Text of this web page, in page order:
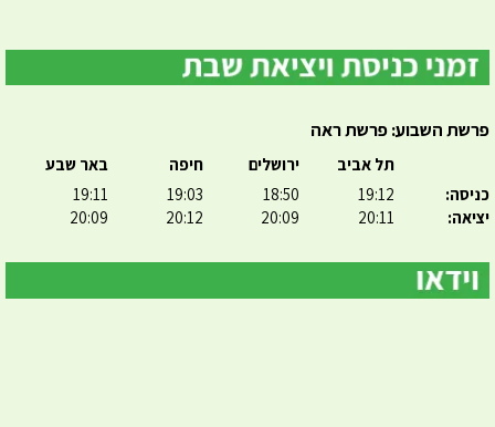
פרשת השבוע: פרשת ראה
כניסה:
יציאה:
תל אביב
19:12
20:11
ירושלים
18:50
20:09
חיפה
19:03
20:12
באר שבע
19:11
20:09